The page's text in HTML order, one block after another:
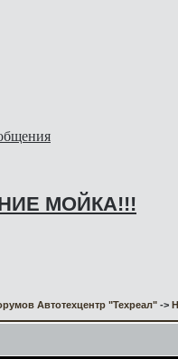
МОЙКА!!!
Автотехцентр "Техреал" ->